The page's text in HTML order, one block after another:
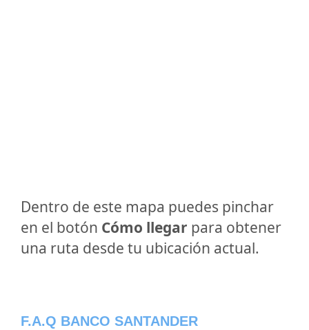
Dentro de este mapa puedes pinchar
en el botón Cómo llegar para obtener
una ruta desde tu ubicación actual.
F.A.Q BANCO SANTANDER